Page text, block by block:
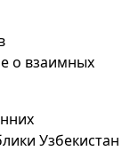
о взаимных
Узбекистан